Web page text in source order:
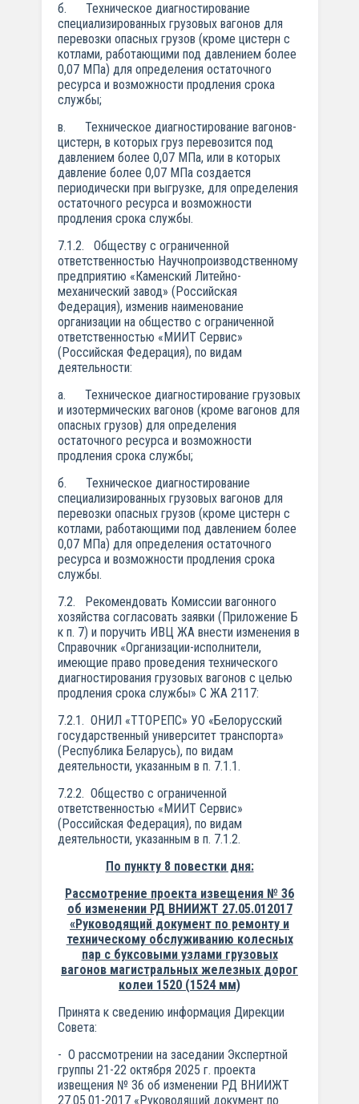
б. Техническое диагностирование
специализированных грузовых вагонов для
перевозки опасных грузов (кроме цистерн с
котлами, работающими под давлением более
0,07 МПа) для определения остаточного
ресурса и возможности продления срока
службы;
в. Техническое диагностирование вагонов-
цистерн, в которых груз перевозится под
давлением более 0,07 МПа, или в которых
давление более 0,07 МПа создается
периодически при выгрузке, для определения
остаточного ресурса и возможности
продления срока службы.
7.1.2. Обществу с ограниченной
ответственностью Научно­производственному
предприятию «Каменский Литейно-
механический завод» (Российская
Федерация), изменив наименование
организации на общество с ограниченной
ответственностью «МИИТ Сервис»
(Российская Федерация), по видам
деятельности:
а. Техническое диагностирование грузовых
и изотермических вагонов (кроме вагонов для
опасных грузов) для определения
остаточного ресурса и возможности
продления срока службы;
б. Техническое диагностирование
специализированных грузовых вагонов для
перевозки опасных грузов (кроме цистерн с
котлами, работающими под давлением более
0,07 МПа) для определения остаточного
ресурса и возможности продления срока
службы.
7.2. Рекомендовать Комиссии вагонного
хозяйства согласовать заявки (Приложение Б
к п. 7) и поручить ИВЦ ЖА внести изменения в
Справочник «Организации-исполнители,
имеющие право проведения технического
диагностирования грузовых вагонов с целью
продления срока службы» С ЖА 2117:
7.2.1. ОНИЛ «ТТОРЕПС» УО «Белорусский
государственный университет транспорта»
(Республика Беларусь), по видам
деятельности, указанным в п. 7.1.1.
7.2.2. Общество с ограниченной
ответственностью «МИИТ Сервис»
(Российская Федерация), по видам
деятельности, указанным в п. 7.1.2.
По пункту 8 повестки дня:
Рассмотрение проекта извещения № 36
об изменении РД ВНИИЖТ 27.05.01­2017
«Руководящий документ по ремонту и
техническому обслуживанию колесных
пар с буксовыми узлами грузовых
вагонов магистральных железных дорог
колеи 1520 (1524 мм)
Принята к сведению информация Дирекции
Совета:
- О рассмотрении на заседании Экспертной
группы 21-22 октября 2025 г. проекта
извещения № 36 об изменении РД ВНИИЖТ
27.05.01-2017 «Руководящий документ по